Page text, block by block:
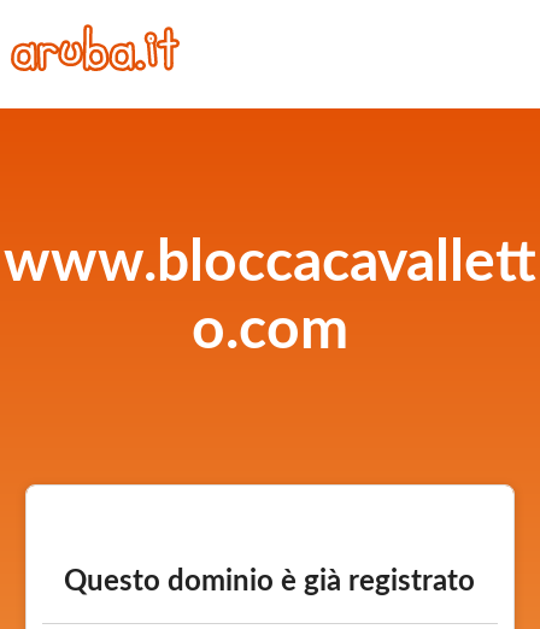
www.bloccacavallett
o.com
Questo dominio è già registrato